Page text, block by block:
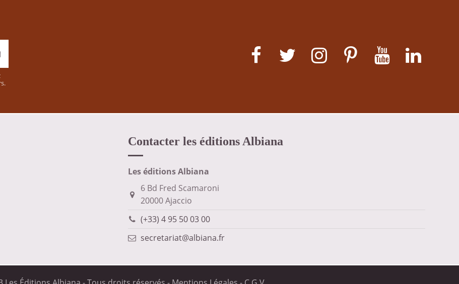
Contacter les éditions Albiana
Les éditions Albiana
6 Bd Fred Scamaroni
20000 Ajaccio
(+33) 4 95 50 03 00
secretariat@albiana.fr